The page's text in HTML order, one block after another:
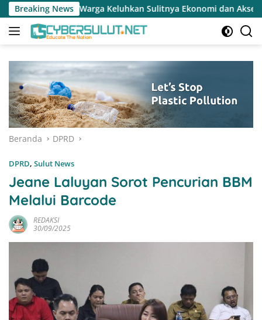
Langsung
ke
konten
Breaking News
Sulitnya Ekonomi dan Akses Pasar UMKM
Beranda DPRD
DPRD, Sulut News
Jeane Laluyan Sorot Pencurian BBM
Melalui Barcode
REDAKSI
30/09/2025